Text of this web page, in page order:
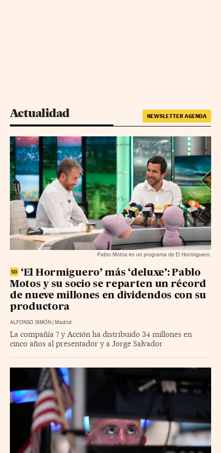
Actualidad NEWSLETTER AGENDA
Pablo Motos en un programa de El Hormiguero.
‘El Hormiguero’ más ‘deluxe’: Pablo
Motos y su socio se reparten un récord
de nueve millones en dividendos con su
productora
ALFONSO SIMÓN | Madrid
La compañía 7 y Acción ha distribuido 34 millones en
cinco años al presentador y a Jorge Salvador